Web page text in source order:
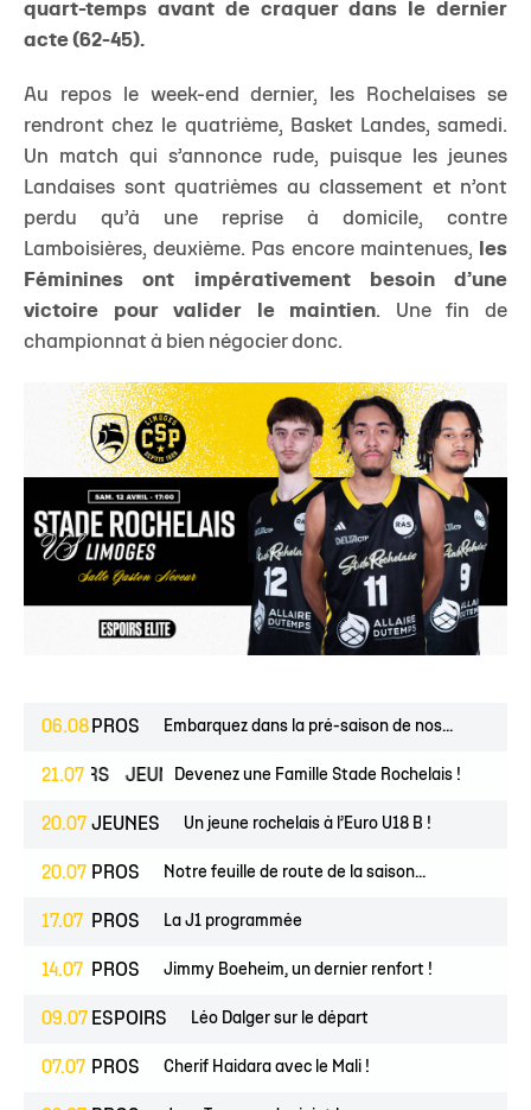
quart-temps avant de craquer dans le dernier
acte (62-45).
Au repos le week-end dernier, les Rochelaises se
rendront chez le quatrième, Basket Landes, samedi.
Un match qui s’annonce rude, puisque les jeunes
Landaises sont quatrièmes au classement et n’ont
perdu qu’à une reprise à domicile, contre
Lamboisières, deuxième. Pas encore maintenues,
les
Féminines ont impérativement besoin d’une
victoire pour valider le maintien. Une fin de
championnat à bien négocier donc.
06.08 PROS Embarquez dans la pré-saison de nos...
21.07
ESPOIRS JEUNES Devenez une Famille Stade Rochelais !
20.07 JEUNES Un jeune rochelais à l’Euro U18 B !
20.07 PROS Notre feuille de route de la saison...
17.07 PROS La J1 programmée
14.07 PROS Jimmy Boeheim, un dernier renfort !
09.07 ESPOIRS Léo Dalger sur le départ
07.07 PROS Cherif Haidara avec le Mali !